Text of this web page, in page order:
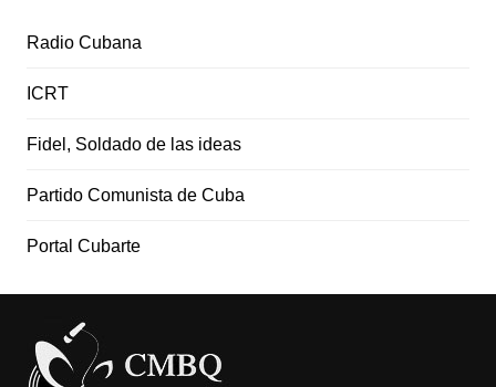
Radio Cubana
ICRT
Fidel, Soldado de las ideas
Partido Comunista de Cuba
Portal Cubarte